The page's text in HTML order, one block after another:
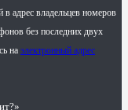
адрес владельцев номеров
без последних двух
на электронный адрес